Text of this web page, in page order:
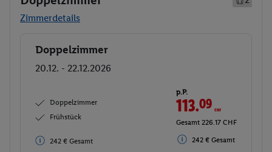
Zimmerdetails
Buchen
Doppelzimmer
20.12. - 22.12.2026
Doppelzimmer
Frühstück
242 € Gesamt
p.P.
113.09CHF
Gesamt 226.17 CHF
242 € Gesamt